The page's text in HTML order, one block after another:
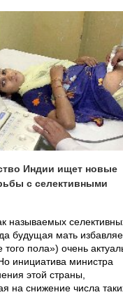
«бескровного»
наличия у плода
беременной женщине
сдать анализ крови.
Индии ищет новые
с селективными
называемых
будущая мать
того пола») очень
инициатива министра
этой страны,
на снижение числа